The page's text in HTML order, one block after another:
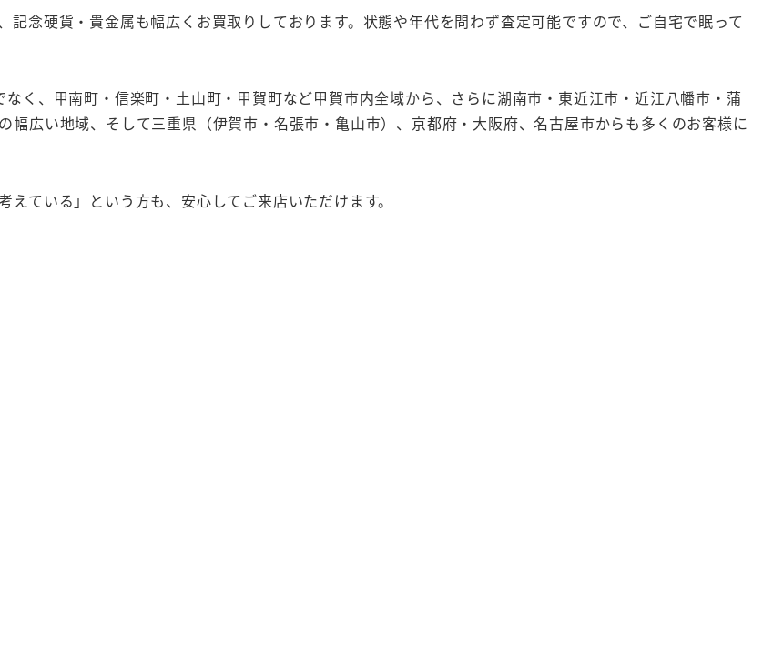
念硬貨・貴金属も幅広くお買取りしております。状態や年代を問わず査定可能ですので、ご自宅で眠って
く、甲南町・信楽町・土山町・甲賀町など甲賀市内全域から、さらに湖南市・東近江市・近江八幡市・蒲
広い地域、そして三重県（伊賀市・名張市・亀山市）、京都府・大阪府、名古屋市からも多くのお客様に
ている」という方も、安心してご来店いただけます。